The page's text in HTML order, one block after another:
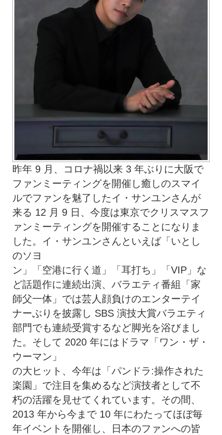
昨年 9 月、コロナ禍以来 3 年ぶりに大阪で
ファンミーティングを開催し癒しのスマイ
ルでファンを魅了したイ・サンユンさんが
来る 12 月 9 日、今度は東京でクリスマスフ
ァンミーティングを開催することになりま
した。イ・サンユンさんといえば「いとし
のソヨ
ン」「空港に行く道」「耳打ち」「VIP」な
ど話題作に連続出演、バラエティ番組「家
師父一体」では芸人顔負けのエンターテイ
ナーぶりを披露し SBS 演技大賞バラエティ
部門でも連続受賞するなど脚光を浴びまし
た。そして 2020 年にはドラマ「ワン・ザ・
ウーマン」
の大ヒット、今年は「パンドラ:操作された
楽園」で注目を集めるなど演技者として不
朽の活躍を見せてくれています。その間、
2013 年から今まで 10 年にわたってほぼ毎
年イベントを開催し、日本のファンへの皆